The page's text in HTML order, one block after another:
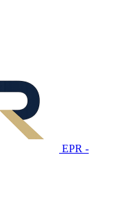
EPR -